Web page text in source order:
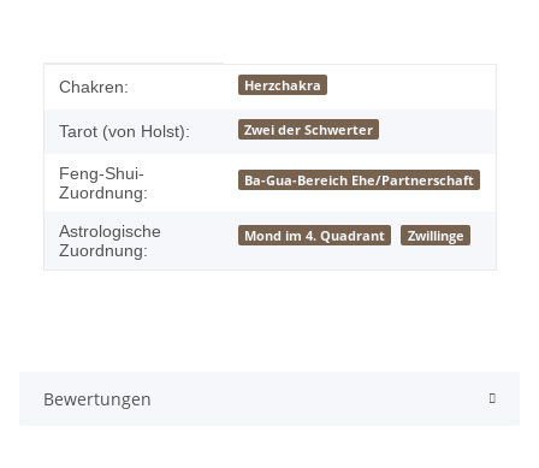
Produkteigenschaft
Wert
Chakren: Herzchakra
Tarot (von Holst): Zwei der Schwerter
Feng-Shui-
Zuordnung:
Ba-Gua-Bereich Ehe/Partnerschaft
Astrologische
Zuordnung:
Mond im 4. Quadrant Zwillinge
Bewertungen